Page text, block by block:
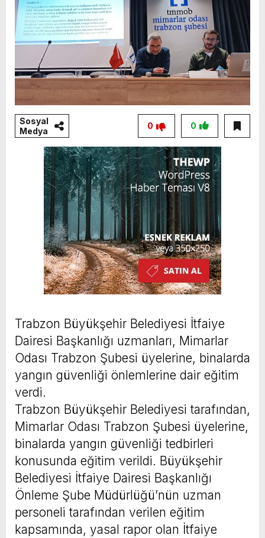
Sosyal
Medya
0
0
Trabzon Büyükşehir Belediyesi İtfaiye
Dairesi Başkanlığı uzmanları, Mimarlar
Odası Trabzon Şubesi üyelerine, binalarda
yangın güvenliği önlemlerine dair eğitim
verdi.
Trabzon Büyükşehir Belediyesi tarafından,
Mimarlar Odası Trabzon Şubesi üyelerine,
binalarda yangın güvenliği tedbirleri
konusunda eğitim verildi. Büyükşehir
Belediyesi İtfaiye Dairesi Başkanlığı
Önleme Şube Müdürlüğü’nün uzman
personeli tarafından verilen eğitim
kapsamında, yasal rapor olan İtfaiye